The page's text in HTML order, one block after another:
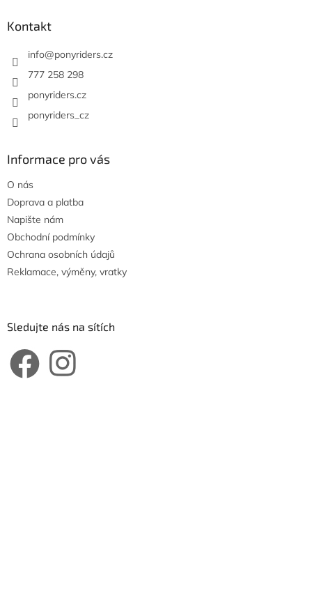
Kontakt
info@ponyriders.cz
777 258 298
ponyriders.cz
ponyriders_cz
Informace pro vás
O nás
Doprava a platba
Napište nám
Obchodní podmínky
Ochrana osobních údajů
Reklamace, výměny, vratky
Sledujte nás na sítích